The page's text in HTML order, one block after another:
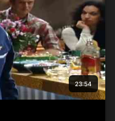
23:54